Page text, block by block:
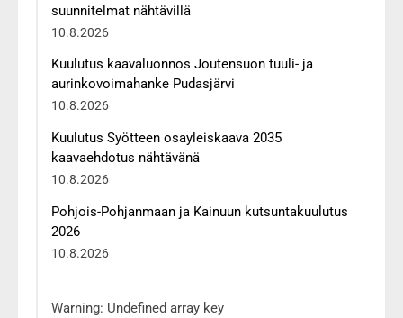
suunnitelmat nähtävillä
10.8.2026
Kuulutus kaavaluonnos Joutensuon tuuli- ja
aurinkovoimahanke Pudasjärvi
10.8.2026
Kuulutus Syötteen osayleiskaava 2035
kaavaehdotus nähtävänä
10.8.2026
Pohjois-Pohjanmaan ja Kainuun kutsuntakuulutus
2026
10.8.2026
Warning: Undefined array key